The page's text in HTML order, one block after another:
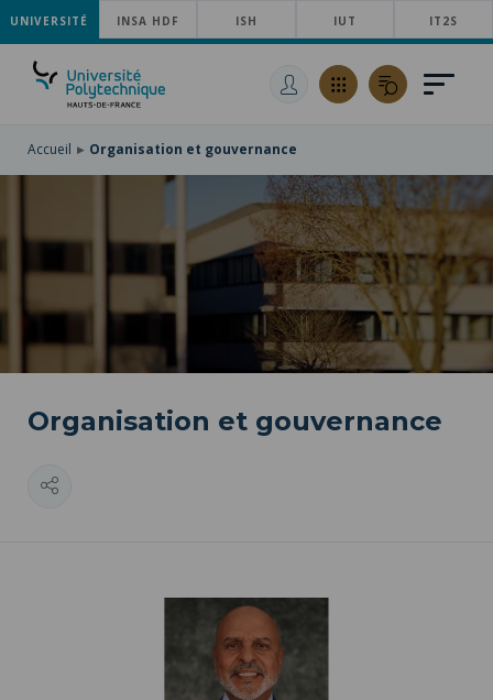
ACCÉDER
AU
MENU
PRINCIPAL
ALLER
AU
CONTENU
ACCÉDER
RECHERCHE
UNIVERSITÉ INSA HDF ISH IUT IT2S
Accueil Organisation et gouvernance
Organisation et gouvernance